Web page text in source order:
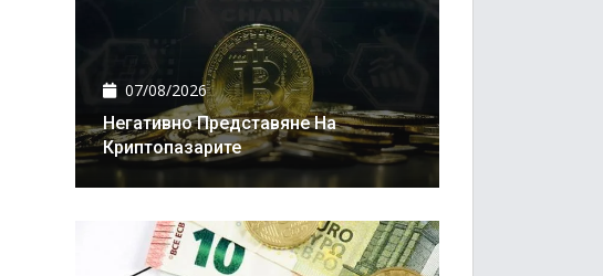
07/08/2026
Негативно Представяне На
Криптопазарите